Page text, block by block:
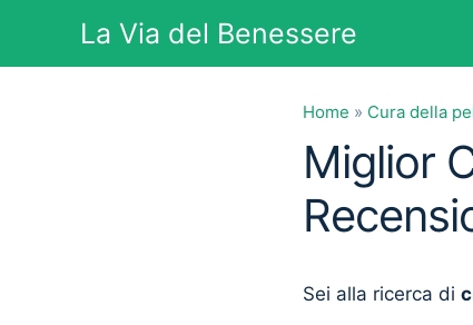
contenuto
La Via del Benessere
Home » Cura della
Miglior
Sei alla ricerca di